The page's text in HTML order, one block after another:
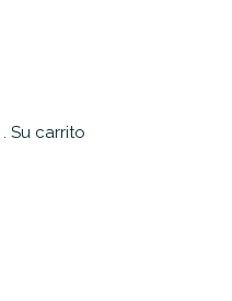
. Su carrito